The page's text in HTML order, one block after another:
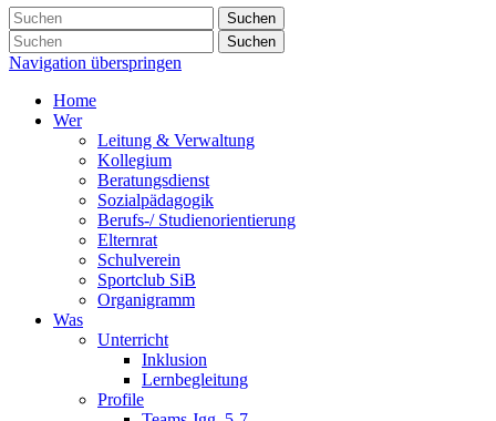
Suchen
Suchen
Navigation überspringen
Home
Wer
Leitung & Verwaltung
Kollegium
Beratungsdienst
Sozialpädagogik
Berufs-/ Studienorientierung
Elternrat
Schulverein
Sportclub SiB
Organigramm
Was
Unterricht
Inklusion
Lernbegleitung
Profile